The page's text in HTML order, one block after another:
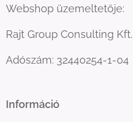
Webshop üzemeltetője:
Rajt Group Consulting Kft.
Adószám: 32440254-1-04
Információ